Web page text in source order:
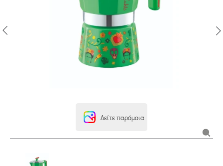
Δείτε παρόμοια